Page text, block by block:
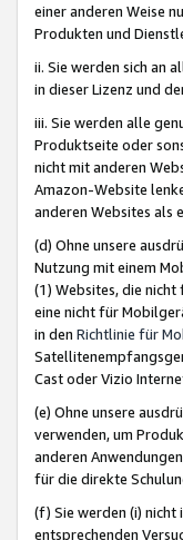
einer anderen Weise
Produkten und
ii. Sie werden sich an
in dieser Lizenz und
iii. Sie werden alle
Produktseite oder
nicht mit anderen
Amazon-Website
anderen Websites als
(d) Ohne unsere
Nutzung mit einem
(1) Websites, die
eine nicht für
in den Richtlinie für
Cast oder Vizio
(e) Ohne unsere
verwenden, um
anderen
für die direkte
(f) Sie werden (i) nicht
entsprechenden